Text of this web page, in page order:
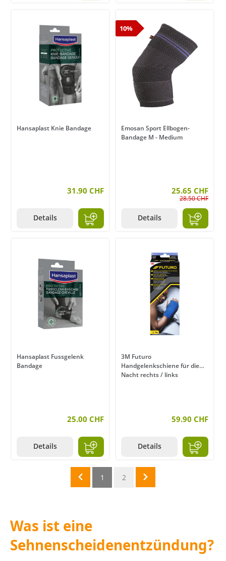
Hansaplast Knie Bandage
31.90 CHF
Details
10%
Emosan Sport Ellbogen-
Bandage M - Medium
25.65 CHF
28.50 CHF
Details
Hansaplast Fussgelenk
Bandage
25.00 CHF
Details
3M Futuro
Handgelenkschiene für die
Nacht rechts / links
59.90 CHF
Details
1 2
Was ist eine
Sehnenscheidenentzündung?